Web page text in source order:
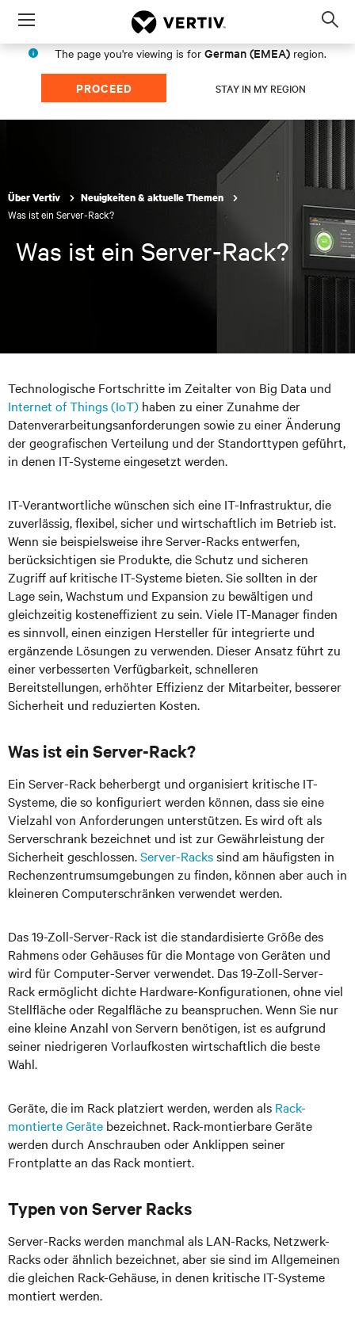
Menu
The page you're viewing is for German (EMEA) region.
PROCEED STAY IN MY REGION
Über Vertiv Neuigkeiten & aktuelle Themen
Was ist ein Server-Rack?
Was ist ein Server-Rack?
Technologische Fortschritte im Zeitalter von Big Data und
Internet of Things (IoT) haben zu einer Zunahme der
Datenverarbeitungsanforderungen sowie zu einer Änderung
der geografischen Verteilung und der Standorttypen geführt,
in denen IT-Systeme eingesetzt werden.
IT-Verantwortliche wünschen sich eine IT-Infrastruktur, die
zuverlässig, flexibel, sicher und wirtschaftlich im Betrieb ist.
Wenn sie beispielsweise ihre Server-Racks entwerfen,
berücksichtigen sie Produkte, die Schutz und sicheren
Zugriff auf kritische IT-Systeme bieten. Sie sollten in der
Lage sein, Wachstum und Expansion zu bewältigen und
gleichzeitig kosteneffizient zu sein. Viele IT-Manager finden
es sinnvoll, einen einzigen Hersteller für integrierte und
ergänzende Lösungen zu verwenden. Dieser Ansatz führt zu
einer verbesserten Verfügbarkeit, schnelleren
Bereitstellungen, erhöhter Effizienz der Mitarbeiter, besserer
Sicherheit und reduzierten Kosten.
Was ist ein Server-Rack?
Ein Server-Rack beherbergt und organisiert kritische IT-
Systeme, die so konfiguriert werden können, dass sie eine
Vielzahl von Anforderungen unterstützen. Es wird oft als
Serverschrank bezeichnet und ist zur Gewährleistung der
Sicherheit geschlossen.Server-Rackssind am häufigsten in
Rechenzentrumsumgebungen zu finden, können aber auch in
kleineren Computerschränken verwendet werden.
Das 19-Zoll-Server-Rack ist die standardisierte Größe des
Rahmens oder Gehäuses für die Montage von Geräten und
wird für Computer-Server verwendet. Das 19-Zoll-Server-
Rack ermöglicht dichte Hardware-Konfigurationen, ohne viel
Stellfläche oder Regalfläche zu beanspruchen. Wenn Sie nur
eine kleine Anzahl von Servern benötigen, ist es aufgrund
seiner niedrigeren Vorlaufkosten wirtschaftlich die beste
Wahl.
Geräte, die im Rack platziert werden, werden als Rack-
montierte Geräte bezeichnet. Rack-montierbare Geräte
werden durch Anschrauben oder Anklippen seiner
Frontplatte an das Rack montiert.
Typen von Server Racks
Server-Racks werden manchmal als LAN-Racks, Netzwerk-
Racks oder ähnlich bezeichnet, aber sie sind im Allgemeinen
die gleichen Rack-Gehäuse, in denen kritische IT-Systeme
montiert werden.